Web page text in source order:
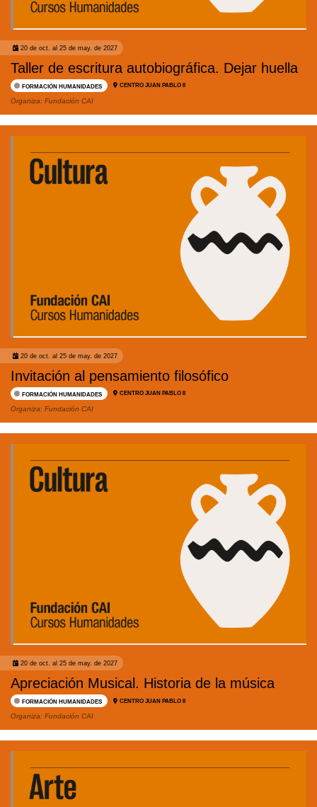
20 de oct. al 25 de may. de 2027
Taller de escritura autobiográfica. Dejar huella
FORMACIÓN HUMANIDADES CENTRO JUAN PABLO II
Organiza: Fundación CAI
20 de oct. al 25 de may. de 2027
Invitación al pensamiento filosófico
FORMACIÓN HUMANIDADES CENTRO JUAN PABLO II
Organiza: Fundación CAI
20 de oct. al 25 de may. de 2027
Apreciación Musical. Historia de la música
FORMACIÓN HUMANIDADES CENTRO JUAN PABLO II
Organiza: Fundación CAI